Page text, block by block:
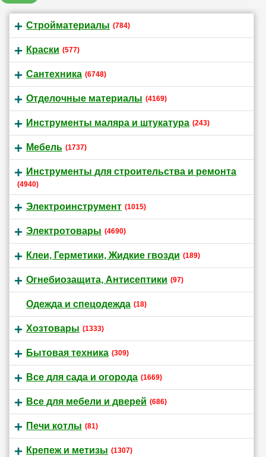
Стройматериалы (784)
Краски (577)
Сантехника (6748)
Отделочные материалы (4169)
Инструменты маляра и штукатура (243)
Мебель (1737)
Инструменты для строительства и ремонта
(4940)
Электроинструмент (1015)
Электротовары (4690)
Клеи, Герметики, Жидкие гвозди (189)
Огнебиозащита, Антисептики (97)
Одежда и спецодежда (18)
Хозтовары (1333)
Бытовая техника (309)
Все для сада и огорода (1669)
Все для мебели и дверей (686)
Печи котлы (81)
Крепеж и метизы (1307)